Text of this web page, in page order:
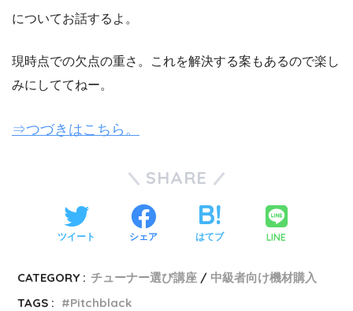
についてお話するよ。
現時点での欠点の重さ。これを解決する案もあるので楽し
みにしててねー。
⇒つづきはこちら。
SHARE
ツイート シェア はてブ LINE
CATEGORY : チューナー選び講座
中級者向け機材購入
TAGS :
Pitchblack